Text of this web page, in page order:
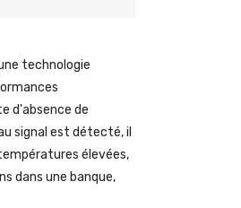
technologie
d'absence de
signal est détecté, il
élevées,
dans une banque,